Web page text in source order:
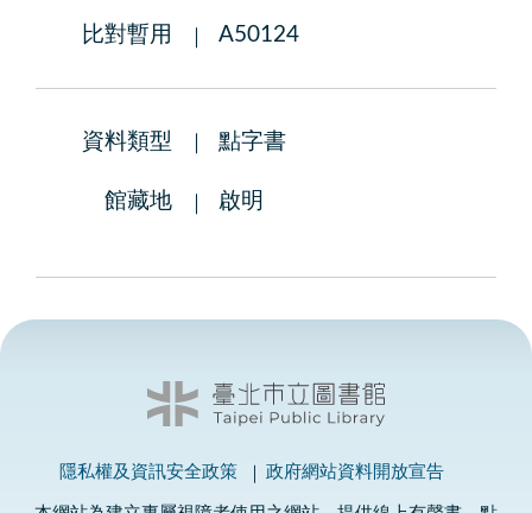
比對暫用 A50124
資料類型 點字書
館藏地 啟明
隱私權及資訊安全政策 政府網站資料開放宣告